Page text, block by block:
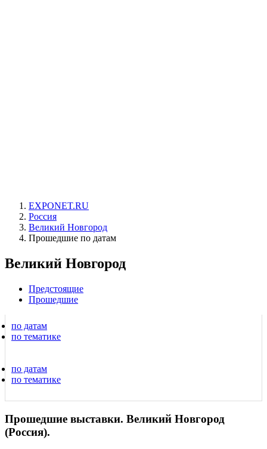
EXPONET.RU
Россия
Великий Новгород
Прошедшие по датам
Великий Новгород
Предстоящие
Прошедшие
по датам
по тематике
по датам
по тематике
Прошедшие выставки. Великий Новгород
(Россия).